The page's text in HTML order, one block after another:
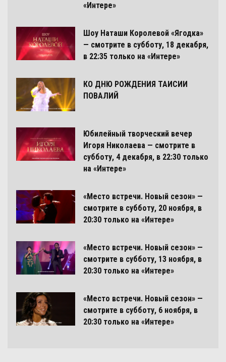
«Интере»
Шоу Наташи Королевой «Ягодка»
— смотрите в субботу, 18 декабря,
в 22:35 только на «Интере»
КО ДНЮ РОЖДЕНИЯ ТАИСИИ
ПОВАЛИЙ
Юбилейный творческий вечер
Игоря Николаева — смотрите в
субботу, 4 декабря, в 22:30 только
на «Интере»
«Место встречи. Новый сезон» —
смотрите в субботу, 20 ноября, в
20:30 только на «Интере»
«Место встречи. Новый сезон» —
смотрите в субботу, 13 ноября, в
20:30 только на «Интере»
«Место встречи. Новый сезон» —
смотрите в субботу, 6 ноября, в
20:30 только на «Интере»